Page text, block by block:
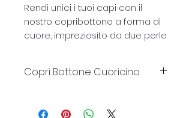
Rendi unici i tuoi capi con il
nostro copribottone a forma di
cuore, impreziosito da due perle
questo accessorio colorato e
Copri Bottone Cuoricino
copribottoni: